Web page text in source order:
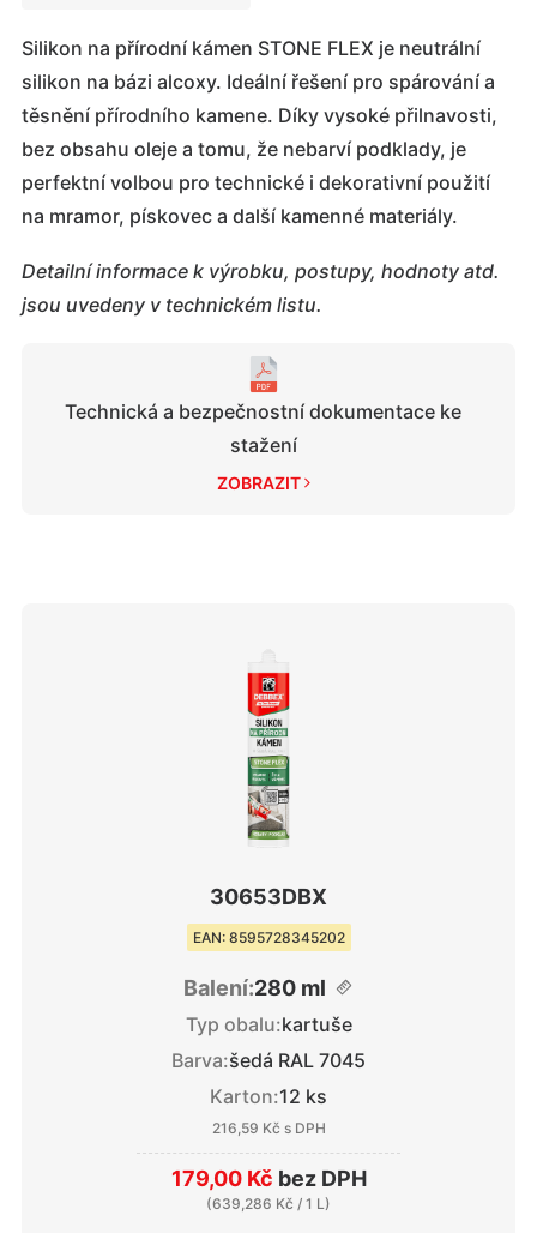
Silikon na přírodní kámen STONE FLEX je neutrální
silikon na bázi alcoxy. Ideální řešení pro spárování a
těsnění přírodního kamene. Díky vysoké přilnavosti,
bez obsahu oleje a tomu, že nebarví podklady, je
perfektní volbou pro technické i dekorativní použití
na mramor, pískovec a další kamenné materiály.
Detailní informace k výrobku, postupy, hodnoty atd.
jsou uvedeny v technickém listu.
Technická a bezpečnostní dokumentace ke
stažení
ZOBRAZIT
30653DBX
EAN: 8595728345202
Balení:280 ml
Typ obalu:kartuše
Barva:šedá RAL 7045
Karton:12 ks
216,59 Kč s DPH
179,00 Kč bez DPH
(639,286 Kč / 1 L)